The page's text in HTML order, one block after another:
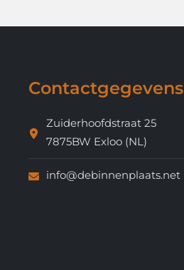
Contactgegevens
Zuiderhoofdstraat 25
7875BW Exloo (NL)
info@debinnenplaats.net